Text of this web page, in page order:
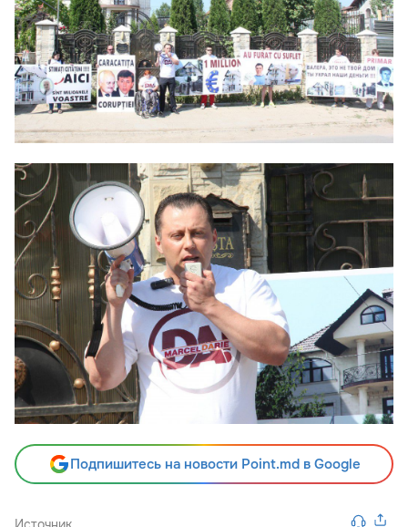
Подпишитесь на новости Point.md в Google